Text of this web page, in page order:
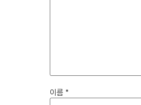
이름 *